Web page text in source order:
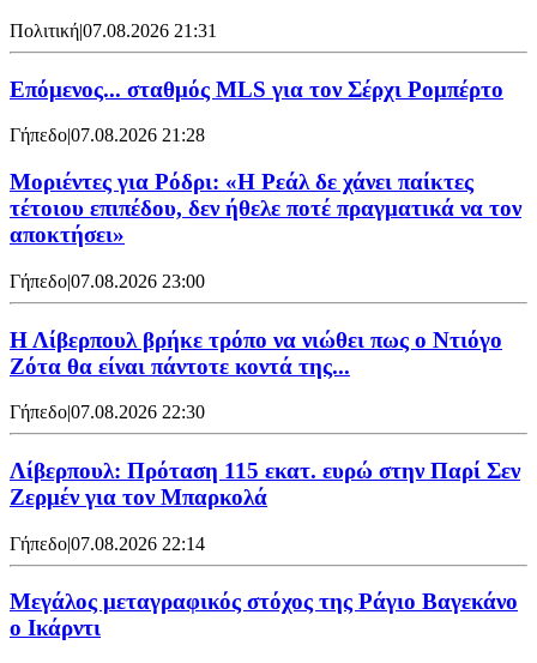
Πολιτική|07.08.2026 21:31
Επόμενος... σταθμός MLS για τον Σέρχι Ρομπέρτο
Γήπεδο|07.08.2026 21:28
Μοριέντες για Ρόδρι: «Η Ρεάλ δε χάνει παίκτες
τέτοιου επιπέδου, δεν ήθελε ποτέ πραγματικά να τον
αποκτήσει»
Γήπεδο|07.08.2026 23:00
Η Λίβερπουλ βρήκε τρόπο να νιώθει πως ο Ντιόγο
Ζότα θα είναι πάντοτε κοντά της...
Γήπεδο|07.08.2026 22:30
Λίβερπουλ: Πρόταση 115 εκατ. ευρώ στην Παρί Σεν
Ζερμέν για τον Μπαρκολά
Γήπεδο|07.08.2026 22:14
Μεγάλος μεταγραφικός στόχος της Ράγιο Βαγεκάνο
ο Ικάρντι